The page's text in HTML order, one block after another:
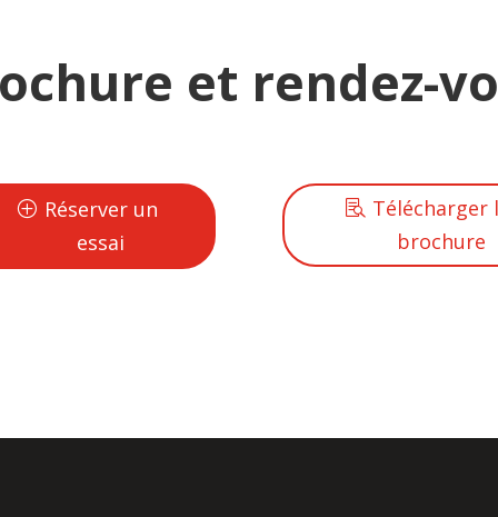
et rendez-
Réserver un
essai
Télécharger
brochure